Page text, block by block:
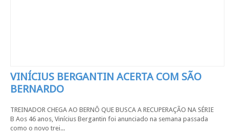
VINÍCIUS BERGANTIN ACERTA COM SÃO
BERNARDO
TREINADOR CHEGA AO BERNÔ QUE BUSCA A RECUPERAÇÃO NA SÉRIE
B Aos 46 anos, Vinícius Bergantin foi anunciado na semana passada
como o novo trei...